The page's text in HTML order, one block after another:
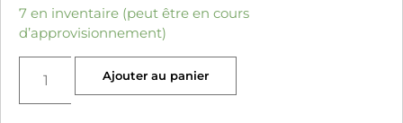
7 en inventaire (peut être en cours
d’approvisionnement)
Ajouter au panier